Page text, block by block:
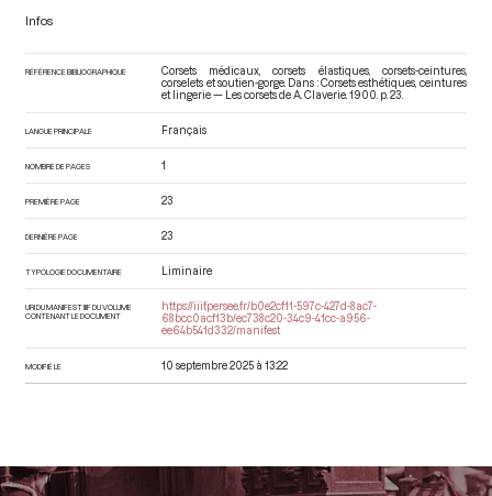
Infos
RÉFÉRENCE BIBLIOGRAPHIQUE
Corsets médicaux, corsets élastiques, corsets-ceintures,
corselets et soutien-gorge. Dans : Corsets esthétiques, ceintures
et lingerie — Les corsets de A. Claverie . 1900. p. 23.
LANGUE PRINCIPALE Français
NOMBRE DE PAGES 1
PREMIÈRE PAGE 23
DERNIÈRE PAGE 23
TYPOLOGIE DOCUMENTAIRE Liminaire
URI DU MANIFEST IIIF DU VOLUME
CONTENANT LE DOCUMENT
https://iiif.persee.fr/b0e2cf11-597c-427d-8ac7-
68bcc0acf13b/ec738c20-34c9-41cc-a956-
ee64b541d332/manifest
MODIFIÉ LE 10 septembre 2025 à 13:22